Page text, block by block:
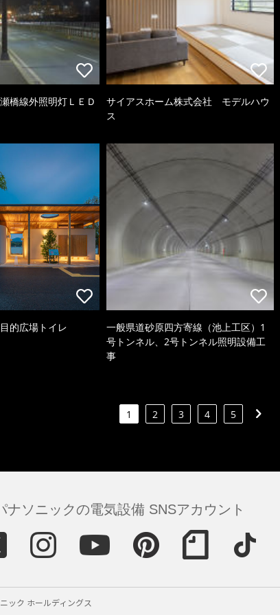
橋線外照明灯ＬＥＤ
サイアスホーム株式会社 モデルハウ
ス
的広場トイレ
一般県道砂原四方寄線（池上工区）1
号トンネル、2号トンネル照明設備工
事
1 2 3 4 5
ナソニックの電気設備 SNSアカウント
ック ホールディングス